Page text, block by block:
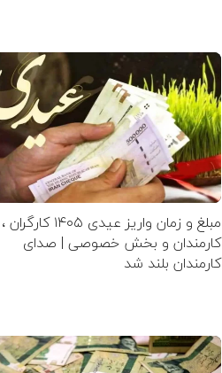
مبلغ و زمان واریز عیدی ۱۴۰۵ کارگران ،
کارمندان و بخش خصوصی | صدای
کارمندان بلند شد